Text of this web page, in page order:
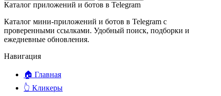
Каталог приложений и ботов в Telegram
Каталог мини-приложений и ботов в Telegram с
проверенными ссылками. Удобный поиск, подборки и
ежедневные обновления.
Навигация
🏠 Главная
👆 Кликеры